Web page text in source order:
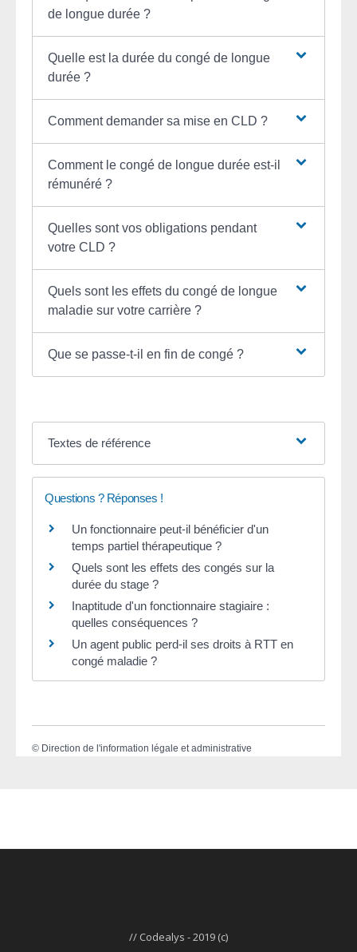
de longue durée ?
Quelle est la durée du congé de longue
durée ?
Comment demander sa mise en CLD ?
Comment le congé de longue durée est-il
rémunéré ?
Quelles sont vos obligations pendant
votre CLD ?
Quels sont les effets du congé de longue
maladie sur votre carrière ?
Que se passe-t-il en fin de congé ?
Textes de référence
Questions ? Réponses !
Un fonctionnaire peut-il bénéficier d'un
temps partiel thérapeutique ?
Quels sont les effets des congés sur la
durée du stage ?
Inaptitude d'un fonctionnaire stagiaire :
quelles conséquences ?
Un agent public perd-il ses droits à RTT en
congé maladie ?
© Direction de l'information légale et administrative
// Codealys - 2019 (c)